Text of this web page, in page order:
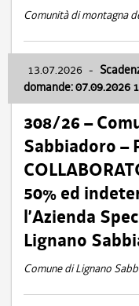
Comunità di montagna
13.07.2026 -
domande: 07.09.2026
308/26 –
Sabbiadoro –
50% ed
l’Azienda
Lignano
Comune di Lignano